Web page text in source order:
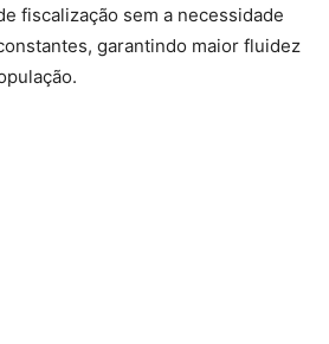
fiscalização sem a necessidade
garantindo maior fluidez